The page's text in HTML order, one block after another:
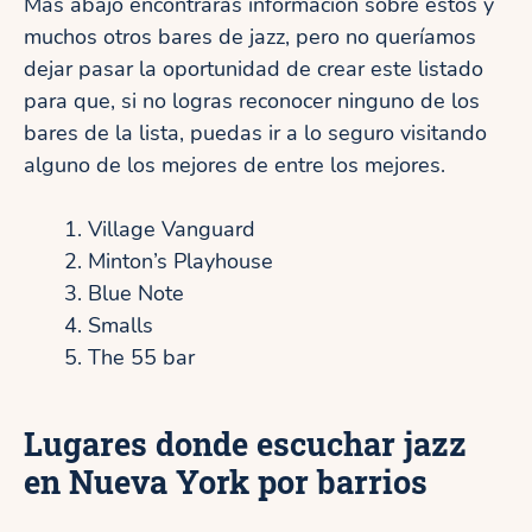
muchos otros bares de jazz, pero no queríamos
dejar pasar la oportunidad de crear este listado
para que, si no logras reconocer ninguno de los
bares de la lista, puedas ir a lo seguro visitando
alguno de los mejores de entre los mejores.
Village Vanguard
Minton’s Playhouse
Blue Note
Smalls
The 55 bar
Lugares donde escuchar jazz
en Nueva York por barrios